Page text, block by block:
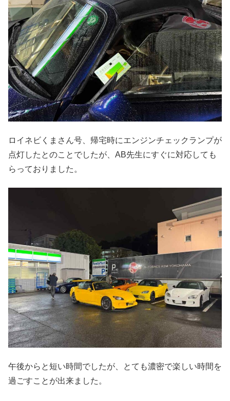
ロイネビくまさん号、帰宅時にエンジンチェックランプが
点灯したとのことでしたが、AB先生にすぐに対応しても
らっておりました。
午後からと短い時間でしたが、とても濃密で楽しい時間を
過ごすことが出来ました。